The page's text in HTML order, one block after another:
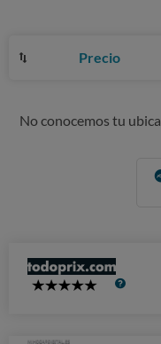
Precio
No conocemos tu
5